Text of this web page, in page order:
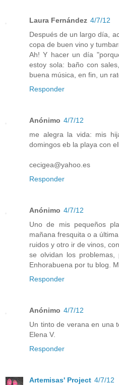
Laura Fernández 4/7/12
Después de un largo día,
copa de buen vino y
Ah! Y hacer un día
estoy sola: baño con
buena música, en fin, un
Responder
Anónimo 4/7/12
me alegra la vida: mis
domingos eb la playa con
cecigea@yahoo.es
Responder
Anónimo 4/7/12
Uno de mis pequeños
mañana fresquita o a
ruidos y otro ir de vinos,
se olvidan los
Enhorabuena por tu blog.
Responder
Anónimo 4/7/12
Un tinto de verana en una
Elena V.
Responder
Artemisas' Project 4/7/12